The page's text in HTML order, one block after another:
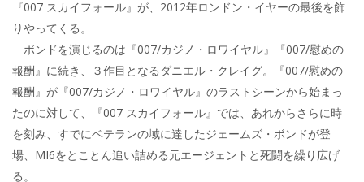
『007 スカイフォール』が、2012年ロンドン・イヤーの最後を飾
りやってくる。
ボンドを演じるのは『007/カジノ・ロワイヤル』『007/慰めの
報酬』に続き、３作目となるダニエル・クレイグ。『007/慰めの
報酬』が『007/カジノ・ロワイヤル』のラストシーンから始まっ
たのに対して、『007 スカイフォール』では、あれからさらに時
を刻み、すでにベテランの域に達したジェームズ・ボンドが登
場、MI6をとことん追い詰める元エージェントと死闘を繰り広げ
る。